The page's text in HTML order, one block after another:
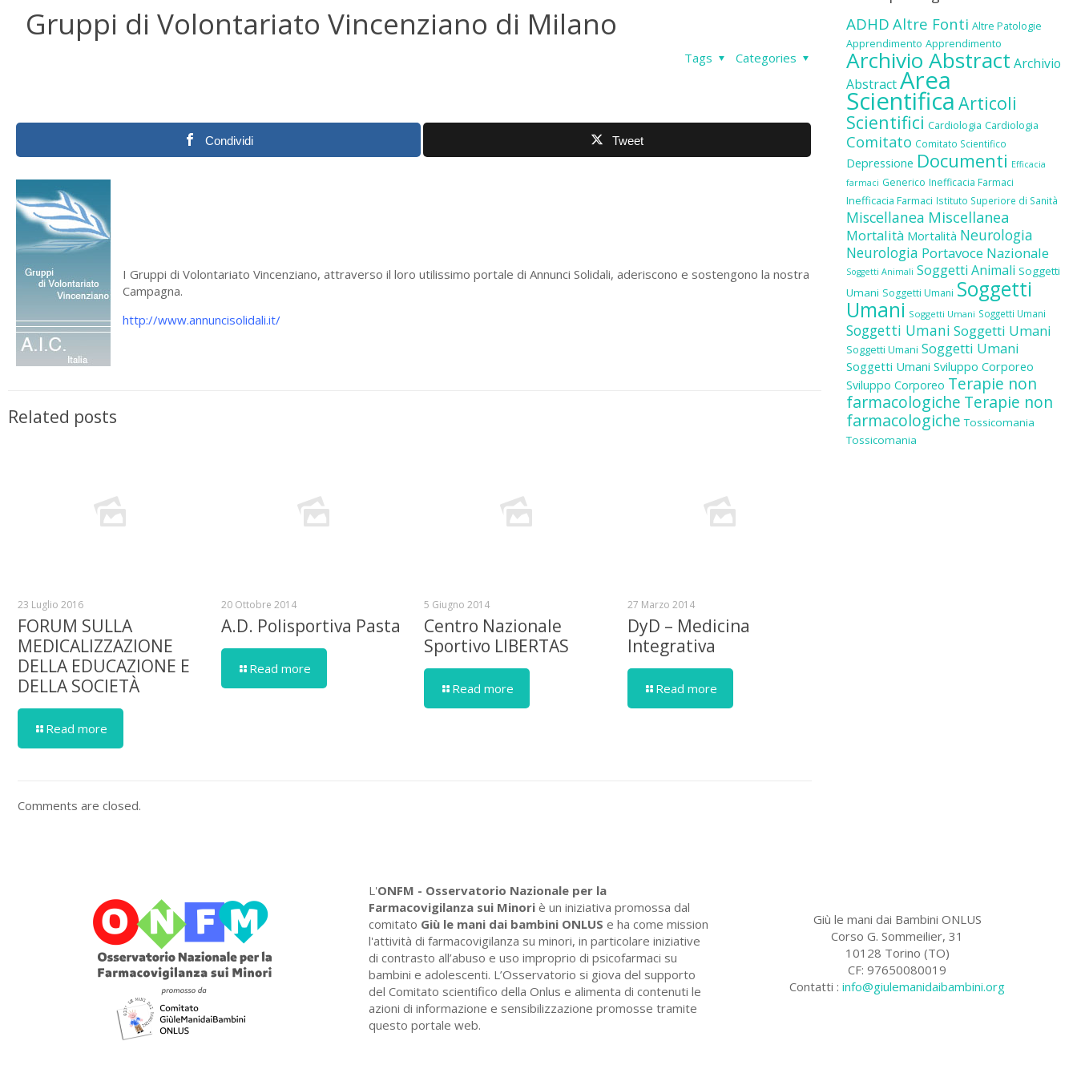
Gruppi di Volontariato Vincenziano di Milano
Categories
Tags
Condividi Tweet
I Gruppi di Volontariato Vincenziano, attraverso il loro utilissimo portale di Annunci Solidali, aderiscono e sostengono la nostra
Campagna.
http://www.annuncisolidali.it/
Related posts
23 Luglio 2016
FORUM SULLA
MEDICALIZZAZIONE
DELLA EDUCAZIONE E
DELLA SOCIETÀ
Read more
20 Ottobre 2014
A.D. Polisportiva Pasta
Read more
5 Giugno 2014
Centro Nazionale
Sportivo LIBERTAS
Read more
27 Marzo 2014
DyD – Medicina
Integrativa
Read more
Comments are closed.
ADHD Altre Fonti Altre Patologie
Apprendimento Apprendimento
Archivio Abstract Archivio
AbstractArea
Scientifica Articoli
Scientifici Cardiologia Cardiologia
Comitato Comitato Scientifico
Depressione Documenti Efficacia
farmaci Generico Inefficacia Farmaci
Inefficacia Farmaci Istituto Superiore di Sanità
Miscellanea Miscellanea
Mortalità Mortalità Neurologia
Neurologia Portavoce Nazionale
Soggetti Animali Soggetti Animali Soggetti
Umani Soggetti Umani Soggetti
Umani Soggetti Umani Soggetti Umani
Soggetti Umani Soggetti Umani
Soggetti Umani Soggetti Umani
Soggetti Umani Sviluppo Corporeo
Sviluppo Corporeo Terapie non
farmacologiche Terapie non
farmacologiche Tossicomania
Tossicomania
L'ONFM - Osservatorio Nazionale per la
Farmacovigilanza sui Minori è un iniziativa promossa dal
comitato Giù le mani dai bambini ONLUS e ha come mission
l'attività di farmacovigilanza su minori, in particolare iniziative
di contrasto all’abuso e uso improprio di psicofarmaci su
bambini e adolescenti. L’Osservatorio si giova del supporto
del Comitato scientifico della Onlus e alimenta di contenuti le
azioni di informazione e sensibilizzazione promosse tramite
questo portale web.
Giù le mani dai Bambini ONLUS
Corso G. Sommeilier, 31
10128 Torino (TO)
CF: 97650080019
Contatti :info@giulemanidaibambini.org